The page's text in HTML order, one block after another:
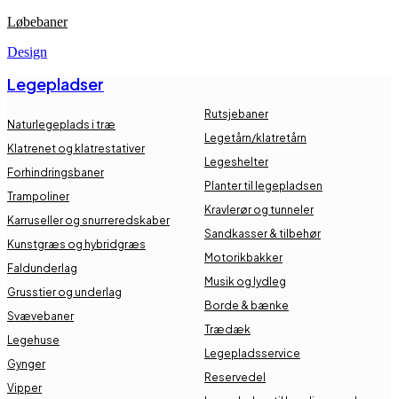
Løbebaner
Design
Legepladser
Naturlegeplads i træ
Klatrenet og klatrestativer
Forhindringsbaner
Trampoliner
Karruseller og snurreredskaber
Kunstgræs og hybridgræs
Faldunderlag
Grusstier og underlag
Svævebaner
Legehuse
Gynger
Vipper
Rutsjebaner
Legetårn/klatretårn
Legeshelter
Planter til legepladsen
Kravlerør og tunneler
Sandkasser & tilbehør
Motorikbakker
Musik og lydleg
Borde & bænke
Trædæk
Legepladsservice
Reservedel